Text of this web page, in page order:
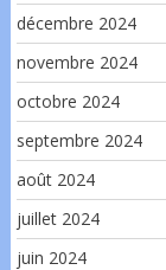
décembre 2024
novembre 2024
octobre 2024
septembre 2024
août 2024
juillet 2024
juin 2024